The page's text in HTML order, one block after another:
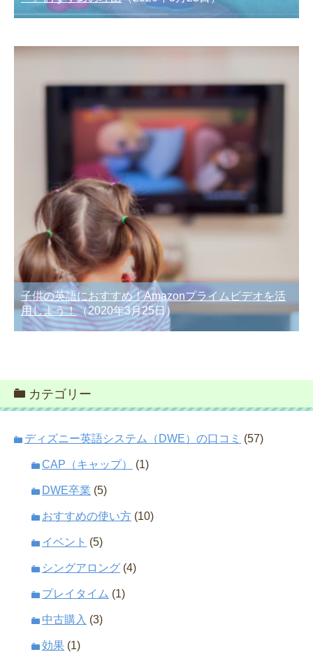
子供の英語におすすめ！Amazonプライムビデオを活
用しよう！（2020年3月25日）
カテゴリー
ディズニー英語システム（DWE）の口コミ (57)
CAP（キャップ） (1)
DWE卒業 (5)
おすすめの使い方 (10)
イベント (5)
シングアロング (4)
プレイタイム (1)
中古購入 (3)
効果 (1)